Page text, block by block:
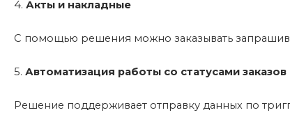
4. Акты и накладные
С помощью решения можно заказывать
5. Автоматизация работы со статусами заказов
Решение поддерживает отправку данных по